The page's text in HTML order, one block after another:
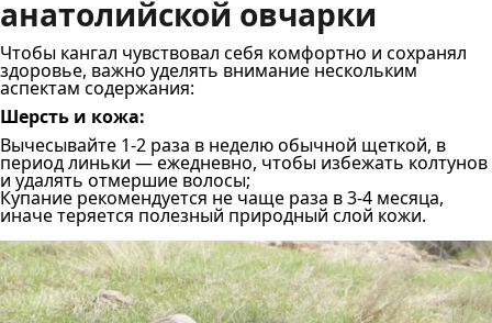
анатолийской овчарки
Чтобы кангал чувствовал себя комфортно и сохранял
здоровье, важно уделять внимание нескольким
аспектам содержания:
Шерсть и кожа:
Вычесывайте 1-2 раза в неделю обычной щеткой, в
период линьки — ежедневно, чтобы избежать колтунов
и удалять отмершие волосы;
Купание рекомендуется не чаще раза в 3-4 месяца,
иначе теряется полезный природный слой кожи.